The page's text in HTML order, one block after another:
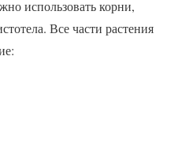
использовать корни,
Все части растения